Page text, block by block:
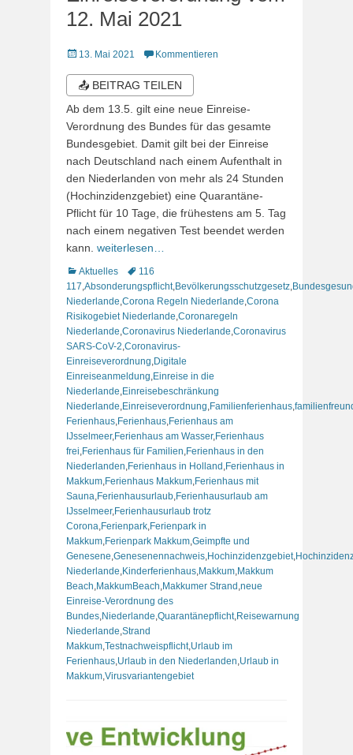
12. Mai 2021
Veröffentlicht
13. Mai 2021 Kommentieren
📤 BEITRAG TEILEN
Ab dem 13.5. gilt eine neue Einreise-
Verordnung des Bundes für das gesamte
Bundesgebiet. Damit gilt bei der Einreise
nach Deutschland nach einem Aufenthalt in
den Niederlanden von mehr als 24 Stunden
(Hochinzidenzgebiet) eine Quarantäne-
Pflicht für 10 Tage, die frühestens am 5. Tag
nach einem negativen Test beendet werden
kann. weiterlesen…
Kategorien
Aktuelles Schlagworte
116
117 Absonderungspflicht, Bevölkerungsschutzgesetz
Niederlande Corona Regeln Niederlande Corona
Risikogebiet Niederlande Coronaregeln
Niederlande Coronavirus Niederlande Coronavirus
SARS-CoV-2 Coronavirus-
Einreiseverordnung Digitale
Einreiseanmeldung Einreise in die
Niederlande Einreisebeschränkung
Niederlande Einreiseverordnung Familienferienhaus
Ferienhaus Ferienhaus Ferienhaus am
IJsselmeer, Ferienhaus am Wasser, Ferienhaus
frei Ferienhaus für Familien Ferienhaus in den
Niederlanden Ferienhaus in Holland Ferienhaus in
Makkum Ferienhaus Makkum Ferienhaus mit
Sauna Ferienhausurlaub Ferienhausurlaub am
IJsselmeer, Ferienhausurlaub trotz
Corona Ferienpark Ferienpark in
Makkum Ferienpark Makkum Geimpfte und
Genesene Genesenennachweis Hochinzidenzgebiet,
Niederlande Kinderferienhaus Makkum Makkum
Beach MakkumBeach Makkumer Strand neue
Einreise-Verordnung des
Bundes Niederlande Quarantänepflicht, Reisewarnung
Niederlande Strand
Makkum Testnachweispflicht, Urlaub im
Ferienhaus Urlaub in den Niederlanden Urlaub in
Makkum Virusvariantengebiet